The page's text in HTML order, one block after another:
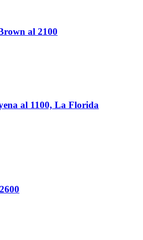
al 2100
al 1100, La Florida